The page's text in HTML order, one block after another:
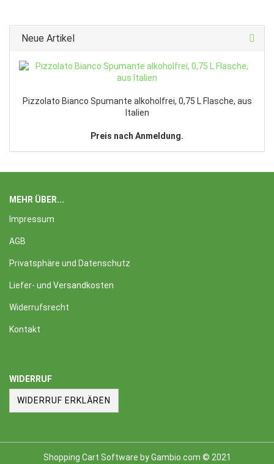
Neue Artikel
Pizzolato Bianco Spumante alkoholfrei, 0,75 L Flasche, aus
Italien
Preis nach Anmeldung.
MEHR ÜBER...
Impressum
AGB
Privatsphäre und Datenschutz
Liefer- und Versandkosten
Widerrufsrecht
Kontakt
WIDERRUF
WIDERRUF ERKLÄREN
Shopping Cart Software by Gambio.com © 2021